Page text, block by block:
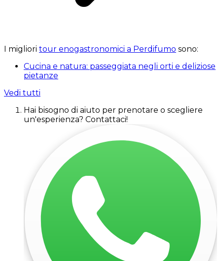
I migliori tour enogastronomici a Perdifumo sono:
Cucina e natura: passeggiata negli orti e deliziose
pietanze
Vedi tutti
Hai bisogno di aiuto per prenotare o scegliere
un'esperienza? Contattaci!